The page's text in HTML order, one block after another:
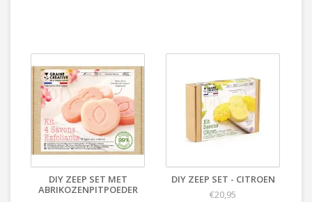
DIY ZEEP SET MET
ABRIKOZENPITPOEDER
DIY ZEEP SET - CITROEN
€20,95